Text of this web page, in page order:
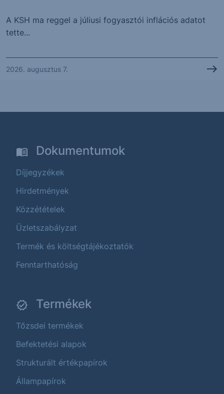
A KSH ma reggel a júliusi fogyasztói inflációs adatot
tette...
2026. augusztus 7.
Dokumentumok
Díjjegyzékek
Hirdetmények
Közzétételek
Üzletszabályzat
Termék és költségtájékoztatók
Fenntarthatóság
Termékek
Tőzsdei termékek
Befektetési alapok
Strukturált értékpapírok
Állampapírok